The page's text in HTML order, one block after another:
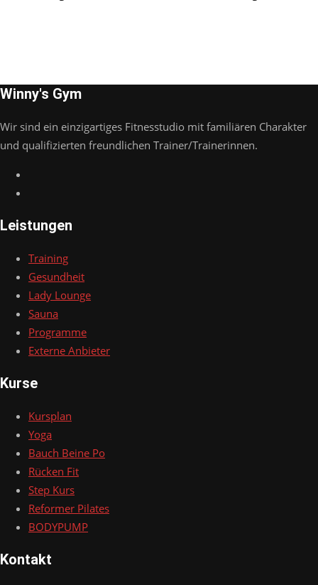
Winny's Gym
Wir sind ein einzigartiges Fitnesstudio mit familiären Charakter
und qualifizierten freundlichen Trainer/Trainerinnen.
Leistungen
Training
Gesundheit
Lady Lounge
Sauna
Programme
Externe Anbieter
Kurse
Kursplan
Yoga
Bauch Beine Po
Rücken Fit
Step Kurs
Reformer Pilates
BODYPUMP
Kontakt